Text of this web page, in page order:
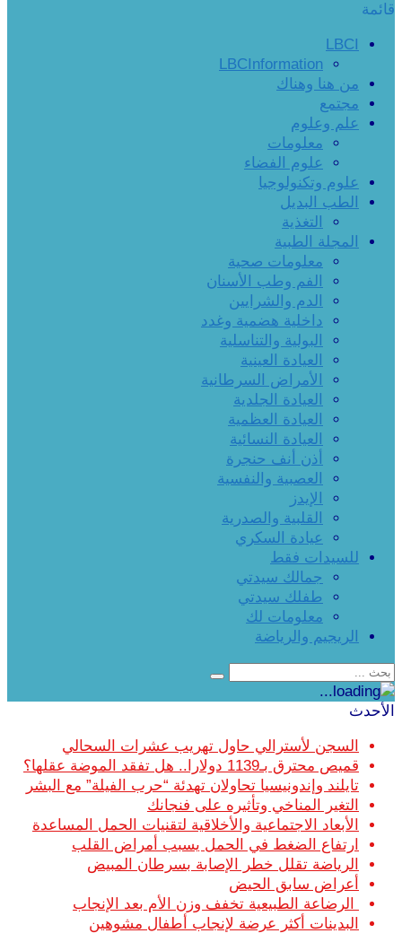
قائمة
LBCI
LBCInformation
من هنا وهناك
مجتمع
علم وعلوم
معلومات
علوم الفضاء
علوم وتكنولوجيا
الطب البديل
التغذية
المجلة الطبية
معلومات صحية
الفم وطب الأسنان
الدم والشرايين
داخلية هضمية وغدد
البولية والتناسلية
العيادة العينية
الأمراض السرطانية
العيادة الجلدية
العيادة العظمية
العيادة النسائية
أذن أنف حنجرة
العصبية والنفسية
الإيدز
القلبية والصدرية
عيادة السكري
للسيدات فقط
جمالك سيدتي
طفلك سيدتي
معلومات لك
الريجيم والرياضة
الأحدث
السجن لأسترالي حاول تهريب عشرات السحالي
قميص محترق بـ1139 دولارا.. هل تفقد الموضة عقلها؟
تايلند وإندونيسيا تحاولان تهدئة “حرب الفيلة” مع البشر
التغير المناخي وتأثيره على فنجانك
الأبعاد الاجتماعية والأخلاقية لتقنيات الحمل المساعدة
ارتفاع الضغط في الحمل يسبب أمراض القلب
الرياضة تقلل خطر الإصابة بسرطان المبيض
أعراض سابق الحيض
الرضاعة الطبيعية تخفف وزن الأم بعد الإنجاب
البدينات أكثر عرضة لإنجاب أطفال مشوهين